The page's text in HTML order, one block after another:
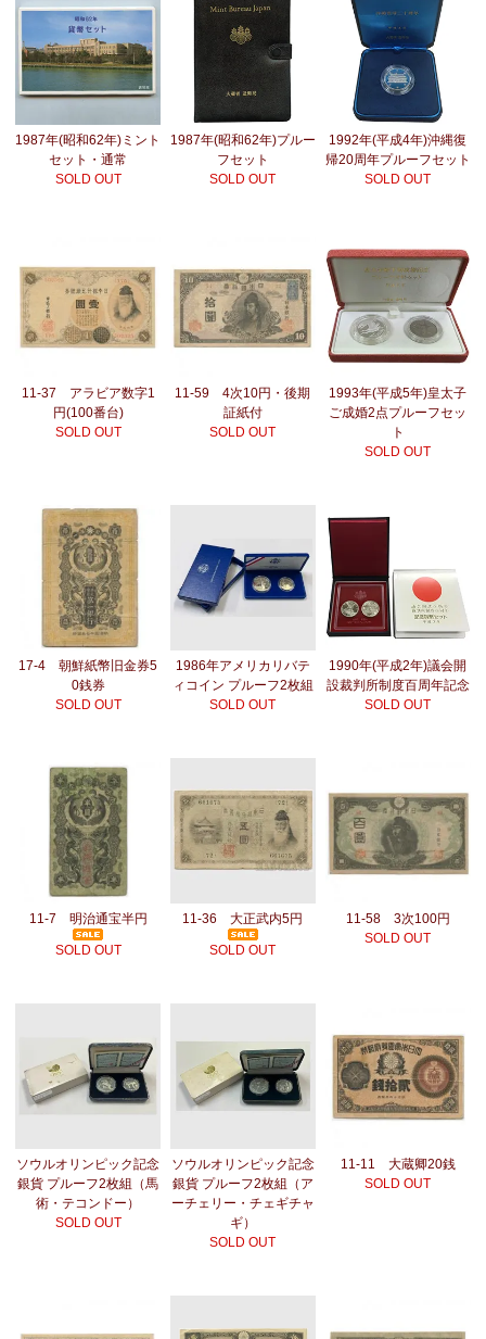
1987年(昭和62年)ミント
セット・通常
SOLD OUT
1987年(昭和62年)プルー
フセット
SOLD OUT
1992年(平成4年)沖縄復
帰20周年プルーフセット
SOLD OUT
11-37 アラビア数字1
円(100番台)
SOLD OUT
11-59 4次10円・後期
証紙付
SOLD OUT
1993年(平成5年)皇太子
ご成婚2点プルーフセッ
ト
SOLD OUT
17-4 朝鮮紙幣旧金券5
0銭券
SOLD OUT
1986年アメリカリバテ
ィコイン プルーフ2枚組
SOLD OUT
1990年(平成2年)議会開
設裁判所制度百周年記念
SOLD OUT
11-7 明治通宝半円
SOLD OUT
11-36 大正武内5円
SOLD OUT
11-58 3次100円
SOLD OUT
ソウルオリンピック記念
銀貨 プルーフ2枚組（馬
術・テコンドー）
SOLD OUT
ソウルオリンピック記念
銀貨 プルーフ2枚組（ア
ーチェリー・チェギチャ
ギ）
SOLD OUT
11-11 大蔵卿20銭
SOLD OUT